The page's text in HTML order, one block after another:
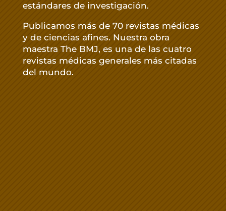
estándares de investigación.
Publicamos más de 70 revistas médicas
y de ciencias afines. Nuestra obra
maestra The BMJ, es una de las cuatro
revistas médicas generales más citadas
del mundo.